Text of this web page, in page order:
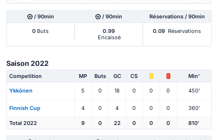
/ 90min / 90min Réservations / 90min
0 Buts
0.99
Encaissé
0.09 Réservations
Saison 2022
Competition MP Buts GC CS Min'
Ykkönen 5 0 18 0 0 0 450'
Finnish Cup 4 0 4 0 0 0 360'
Total 2022 9 0 22 0 0 0 810'